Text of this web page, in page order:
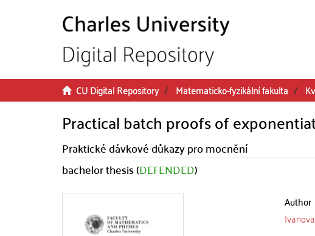
CU Digital Repository Matematicko-fyzikální fakulta
Practical batch proofs of
Praktické dávkové důkazy pro mocnění
bachelor thesis (DEFENDED)
Author